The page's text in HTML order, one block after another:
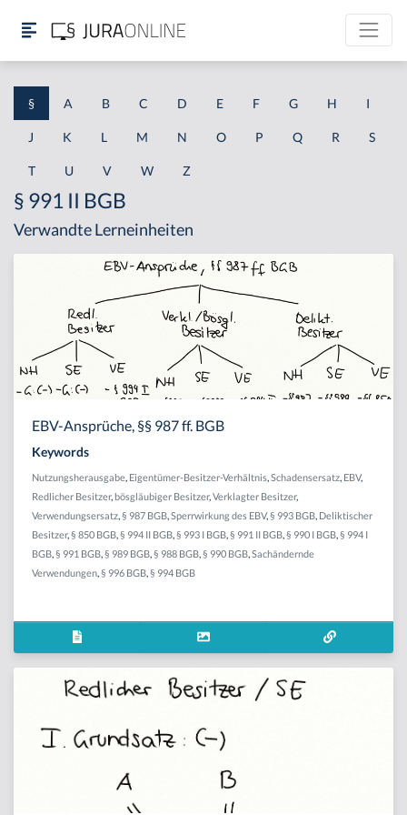
§ A B C D E F G H I
J K L M N O P Q R S
T U V W Z
§ 991 II BGB
Verwandte Lerneinheiten
EBV-Ansprüche, §§ 987 ff. BGB
Keywords
Nutzungsherausgabe Eigentümer-Besitzer-Verhältnis Schadensersatz EBV,
Redlicher Besitzer, bösgläubiger Besitzer, Verklagter Besitzer,
Verwendungsersatz § 987 BGB Sperrwirkung des EBV,§ 993 BGB Deliktischer
Besitzer, § 850 BGB § 994 II BGB § 993 I BGB § 991 II BGB § 990 I BGB § 994 I
BGB § 991 BGB § 989 BGB § 988 BGB § 990 BGB Sachändernde
Verwendungen § 996 BGB § 994 BGB